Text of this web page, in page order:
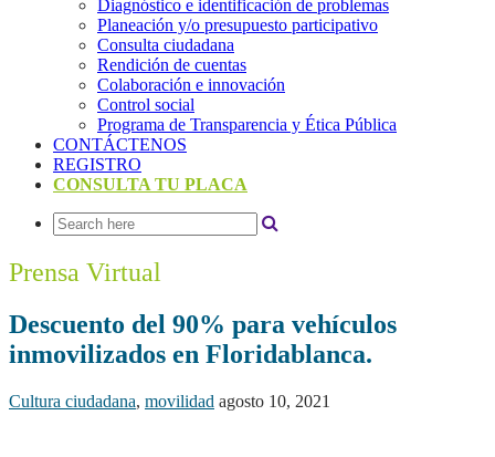
Diagnóstico e identificación de problemas
Planeación y/o presupuesto participativo​
Consulta ciudadana
Rendición de cuentas
Colaboración e innovación
Control social
Programa de Transparencia y Ética Pública
CONTÁCTENOS
REGISTRO
CONSULTA TU PLACA
Prensa Virtual
Descuento del 90% para vehículos
inmovilizados en Floridablanca.
Cultura ciudadana, movilidad agosto 10, 2021